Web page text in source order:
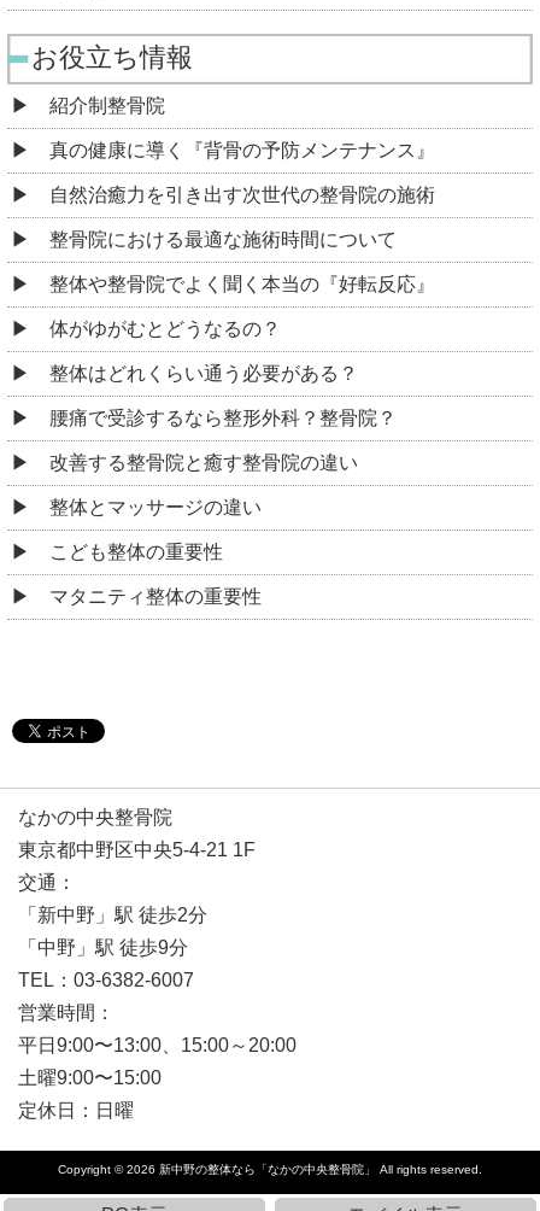
お役立ち情報
紹介制整骨院
真の健康に導く『背骨の予防メンテナンス』
自然治癒力を引き出す次世代の整骨院の施術
整骨院における最適な施術時間について
整体や整骨院でよく聞く本当の『好転反応』
体がゆがむとどうなるの？
整体はどれくらい通う必要がある？
腰痛で受診するなら整形外科？整骨院？
改善する整骨院と癒す整骨院の違い
整体とマッサージの違い
こども整体の重要性
マタニティ整体の重要性
なかの中央整骨院
東京都中野区中央5-4-21 1F
交通：
「新中野」駅 徒歩2分
「中野」駅 徒歩9分
TEL：03-6382-6007
営業時間：
平日9:00〜13:00、15:00～20:00
土曜9:00〜15:00
定休日：日曜
Copyright © 2026 新中野の整体なら「なかの中央整骨院」 All rights reserved.